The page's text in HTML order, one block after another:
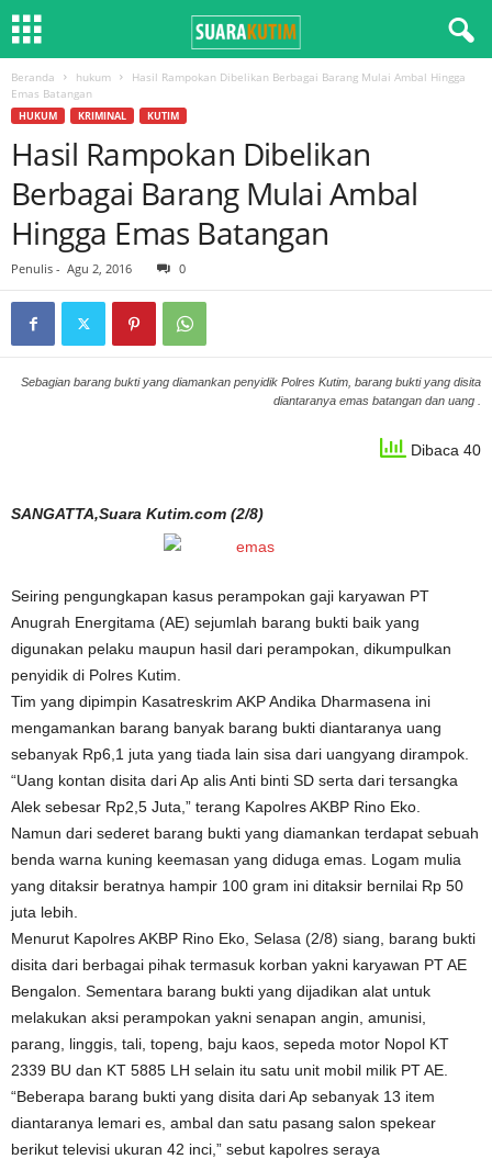
Beranda hukum
Hasil Rampokan Dibelikan Berbagai Barang Mulai Ambal Hingga
Emas Batangan
HUKUM KRIMINAL KUTIM
Hasil Rampokan Dibelikan
Berbagai Barang Mulai Ambal
Hingga Emas Batangan
Penulis - Agu 2, 2016 0
Sebagian barang bukti yang diamankan penyidik Polres Kutim, barang bukti yang disita
diantaranya emas batangan dan uang .
Dibaca 40
SANGATTA,Suara Kutim.com (2/8)
Seiring pengungkapan kasus perampokan gaji karyawan PT
Anugrah Energitama (AE) sejumlah barang bukti baik yang
digunakan pelaku maupun hasil dari perampokan, dikumpulkan
penyidik di Polres Kutim.
Tim yang dipimpin Kasatreskrim AKP Andika Dharmasena ini
mengamankan barang banyak barang bukti diantaranya uang
sebanyak Rp6,1 juta yang tiada lain sisa dari uangyang dirampok.
“Uang kontan disita dari Ap alis Anti binti SD serta dari tersangka
Alek sebesar Rp2,5 Juta,” terang Kapolres AKBP Rino Eko.
Namun dari sederet barang bukti yang diamankan terdapat sebuah
benda warna kuning keemasan yang diduga emas. Logam mulia
yang ditaksir beratnya hampir 100 gram ini ditaksir bernilai Rp 50
juta lebih.
Menurut Kapolres AKBP Rino Eko, Selasa (2/8) siang, barang bukti
disita dari berbagai pihak termasuk korban yakni karyawan PT AE
Bengalon. Sementara barang bukti yang dijadikan alat untuk
melakukan aksi perampokan yakni senapan angin, amunisi,
parang, linggis, tali, topeng, baju kaos, sepeda motor Nopol KT
2339 BU dan KT 5885 LH selain itu satu unit mobil milik PT AE.
“Beberapa barang bukti yang disita dari Ap sebanyak 13 item
diantaranya lemari es, ambal dan satu pasang salon spekear
berikut televisi ukuran 42 inci,” sebut kapolres seraya